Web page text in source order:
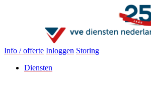
Info / offerte Inloggen Storing
Diensten